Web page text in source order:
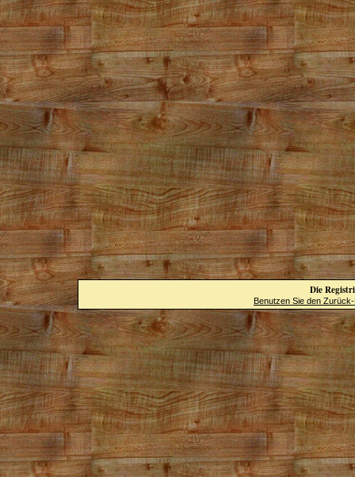
Die
Benutzen Sie den